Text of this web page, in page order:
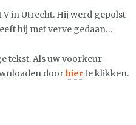
in Utrecht. Hij werd gepolst
hij met verve gedaan…
tekst. Als uw voorkeur
doorhierte klikken.